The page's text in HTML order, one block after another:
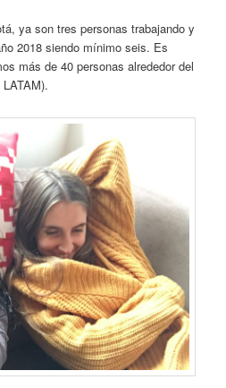
ya son tres personas trabajando y
2018 siendo mínimo seis. Es
más de 40 personas alrededor del